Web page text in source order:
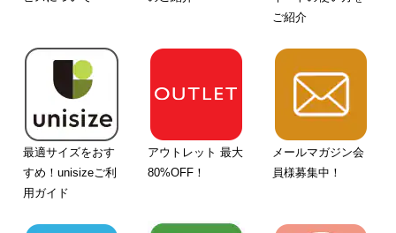
ご紹介
最適サイズをおす
すめ！unisizeご利
用ガイド
アウトレット 最大
80%OFF！
メールマガジン会
員様募集中！